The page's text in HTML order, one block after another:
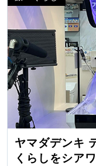
ヤマダデンキ
くらしをシア